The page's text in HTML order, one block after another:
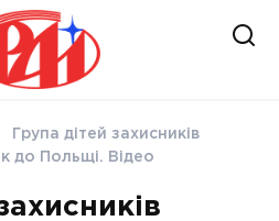
Група дітей захисників
до Польщі. Відео